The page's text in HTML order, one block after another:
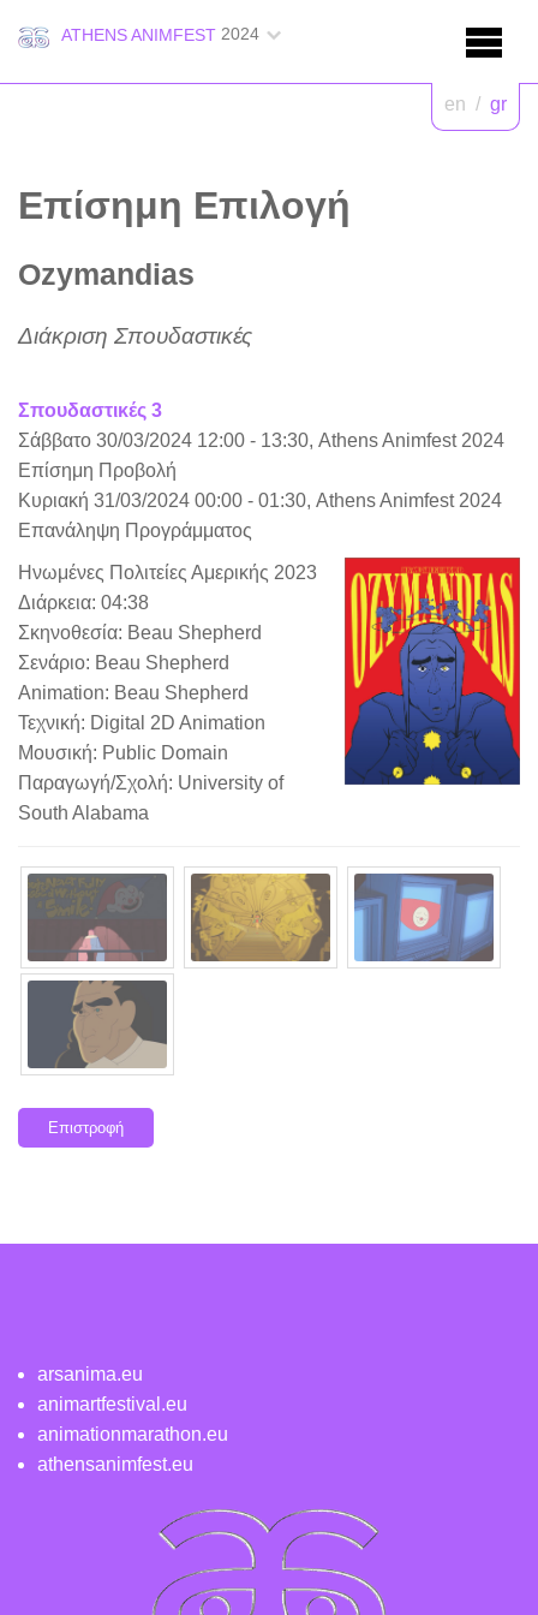
ATHENS ANIMFEST 2024
en / gr
Επίσημη Επιλογή
Ozymandias
Διάκριση Σπουδαστικές
Σπουδαστικές 3
Σάββατο 30/03/2024 12:00 - 13:30, Athens Animfest 2024
Επίσημη Προβολή
Κυριακή 31/03/2024 00:00 - 01:30, Athens Animfest 2024
Επανάληψη Προγράμματος
Ηνωμένες Πολιτείες Αμερικής 2023
Διάρκεια: 04:38
Σκηνοθεσία: Beau Shepherd
Σενάριο: Beau Shepherd
Animation: Beau Shepherd
Τεχνική: Digital 2D Animation
Μουσική: Public Domain
Παραγωγή/Σχολή: University of
South Alabama
Επιστροφή
arsanima.eu
animartfestival.eu
animationmarathon.eu
athensanimfest.eu